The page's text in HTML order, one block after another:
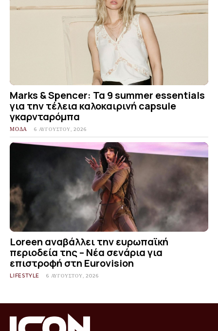
Marks & Spencer: Τα 9 summer essentials
για την τέλεια καλοκαιρινή capsule
γκαρνταρόμπα
ΜΟΔΑ 6 ΑΥΓΟΎΣΤΟΥ, 2026
Loreen αναβάλλει την ευρωπαϊκή
περιοδεία της – Νέα σενάρια για
επιστροφή στη Eurovision
LIFESTYLE 6 ΑΥΓΟΎΣΤΟΥ, 2026